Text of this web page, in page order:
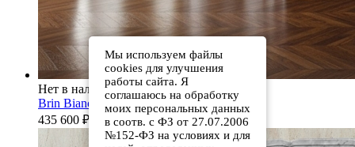
Нет в наличии
Brin Bianco Extra
435 600 ₽
Мы используем файлы
cookies для улучшения
работы сайта. Я
соглашаюсь на обработку
моих персональных данных
в соотв. с ФЗ от 27.07.2006
№152-ФЗ на условиях и для